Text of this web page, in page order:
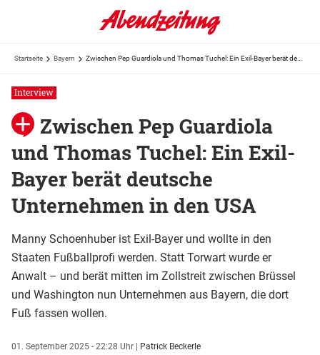
Startseite Bayern
Interview
Zwischen Pep Guardiola
und Thomas Tuchel: Ein Exil-
Bayer berät deutsche
Unternehmen in den USA
Manny Schoenhuber ist Exil-Bayer und wollte in den
Staaten Fußballprofi werden. Statt Torwart wurde er
Anwalt – und berät mitten im Zollstreit zwischen Brüssel
und Washington nun Unternehmen aus Bayern, die dort
Fuß fassen wollen.
01. September 2025 - 22:28 Uhr | Patrick Beckerle